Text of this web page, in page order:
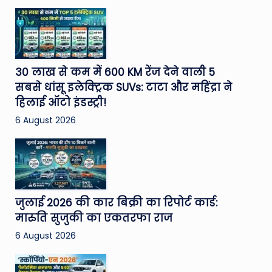
30 लाख से कम में 600 KM रेंज देने वाली 5
सबसे धांसू इलेक्ट्रिक SUVs: टाटा और महिंद्रा ने
हिलाई ऑटो इंडस्ट्री!
6 August 2026
जुलाई 2026 की कार बिक्री का रिपोर्ट कार्ड:
मारुति सुजुकी का एकतरफा राज
6 August 2026